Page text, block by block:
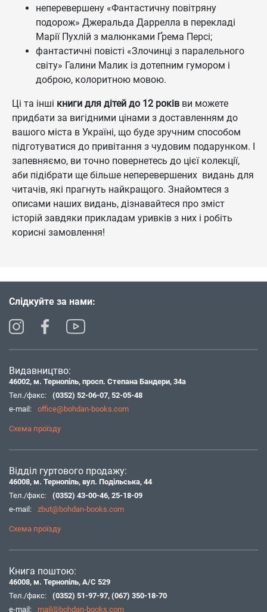
неперевершену «Фантастичну повітряну
подорож» Джеральда Даррелла в перекладі
Марії Пухлій з малюнками Ґрема Персі;
фантастичні повісті «Злочинці з паралельного
світу» Галини Малик із дотепним гумором і
доброю, колоритною мовою.
Ці та інші книги для дітей до 12 років ви можете
придбати за вигідними цінами з доставленням до
вашого міста в Україні, що буде зручним способом
підготуватися до привітання з чудовим подарунком. І
запевняємо, ви точно повернетесь до цієї колекції,
аби підібрати ще більше неперевершених видань для
читачів, які прагнуть найкращого. Знайомтеся з
описами наших видань, дізнавайтеся про зміст
історій завдяки прикладам уривків з них і робіть
корисні замовлення!
Слідкуйте за нами:
Видавництво:
46002, м. Тернопіль, просп. Степана Бандери, 34а
Тел./факс:
(0352) 52-06-07, 52-05-48
e-mail:
office@bohdan-books.com
Схема проїзду
Відділ гуртового продажу:
46008, м. Тернопіль, вул. Подільська, 44
Тел./факс:
(0352) 43-00-46, 25-18-09
e-mail:
zbut@bohdan-books.com
Схема проїзду
Книга поштою:
46008, м. Тернопіль, А/С 529
Тел./факс:
(0352) 51-97-97, (067) 350-18-70
e-mail:
mail@bohdan-books.com